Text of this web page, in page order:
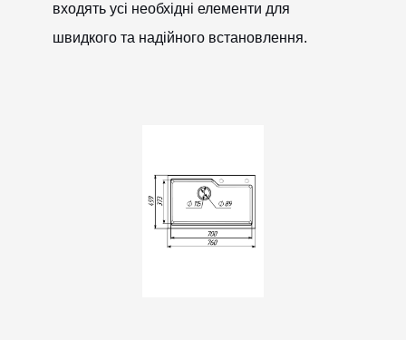
входять усі необхідні елементи для
швидкого та надійного встановлення.